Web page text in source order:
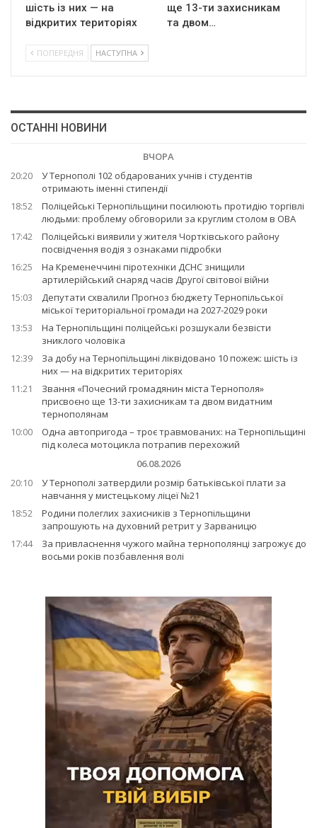
шість із них — на
відкритих територіях
ще 13-ти захисникам
та двом…
ПОПЕРЕДНЯ НАСТУПНА
ОСТАННІ НОВИНИ
ВЧОРА
20:20
У Тернополі 102 обдарованих учнів і студентів
отримають іменні стипендії
18:52
Поліцейські Тернопільщини посилюють протидію торгівлі
людьми: проблему обговорили за круглим столом в ОВА
17:42
Поліцейські виявили у жителя Чортківського району
посвідчення водія з ознаками підробки
16:25
На Кременеччині піротехніки ДСНС знищили
артилерійський снаряд часів Другої світової війни
15:03
Депутати схвалили Прогноз бюджету Тернопільської
міської територіальної громади на 2027-2029 роки
13:53
На Тернопільщині поліцейські розшукали безвісти
зниклого чоловіка
12:39
За добу на Тернопільщині ліквідовано 10 пожеж: шість із
них — на відкритих територіях
11:21
Звання «Почесний громадянин міста Тернополя»
присвоєно ще 13-ти захисникам та двом видатним
тернополянам
10:00
Одна автопригода – троє травмованих: на Тернопільщині
під колеса мотоцикла потрапив перехожий
06.08.2026
20:10
У Тернополі затвердили розмір батьківської плати за
навчання у мистецькому ліцеї №21
18:52
Родини полеглих захисників з Тернопільщини
запрошують на духовний ретрит у Зарваницю
17:44
За привласнення чужого майна тернополянці загрожує до
восьми років позбавлення волі